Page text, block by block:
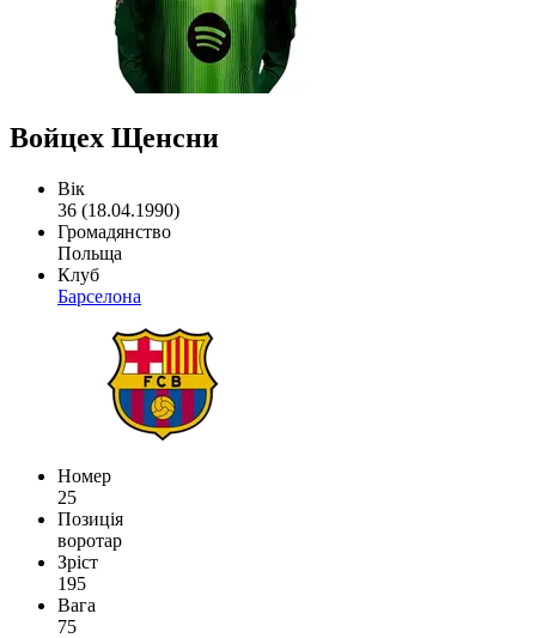
Войцех Щенсни
Вік
36 (18.04.1990)
Громадянство
Польща
Клуб
Барселона
Номер
25
Позиція
воротар
Зріст
195
Вага
75